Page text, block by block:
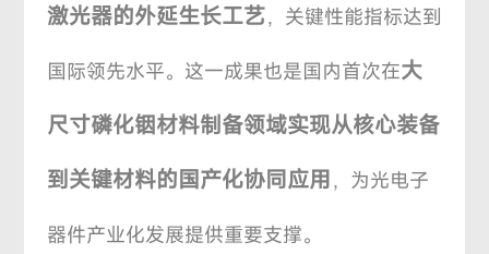
激光器的外延生长工艺，关键性能指标达到
国际领先水平。这一成果也是国内首次在大
尺寸磷化铟材料制备领域实现从核心装备
到关键材料的国产化协同应用，为光电子
器件产业化发展提供重要支撑。